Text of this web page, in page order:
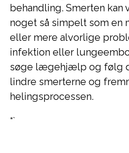
behandling. Smerten
noget så simpelt som
eller mere alvorlige
infektion eller
søge lægehjælp og følg
lindre smerterne og
helingsprocessen.
“`